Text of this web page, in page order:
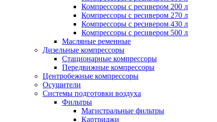
Компрессоры с ресивером 200 л
Компрессоры с ресивером 270 л
Компрессоры с ресивером 430 л
Компрессоры с ресивером 500 л
Масляные ременные
Дизельные компрессоры
Стационарные компрессоры
Передвижные компрессоры
Центробежные компрессоры
Осушители
Системы подготовки воздуха
Фильтры
Магистральные фильтры
Картриджи